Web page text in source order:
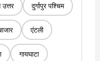
दुर्गापुर पश्चिम
एंटली
गायघाटा